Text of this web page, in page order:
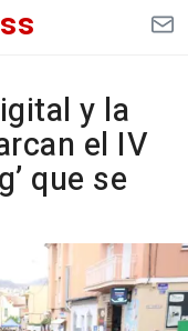
y la
el IV
que se